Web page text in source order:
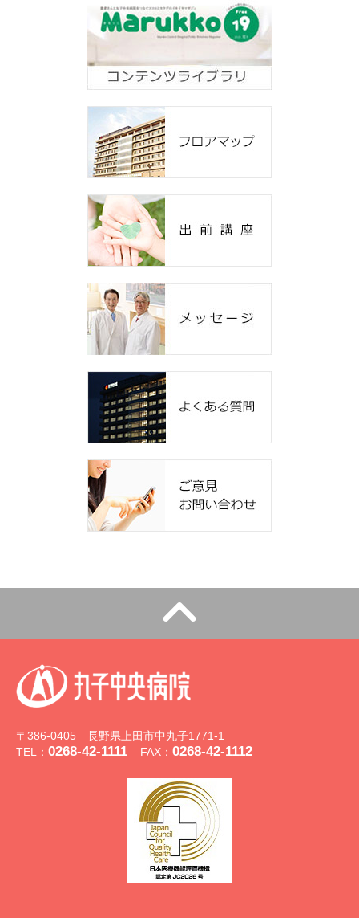
〒386-0405 長野県上田市中丸子1771-1
TEL： 0268-42-1111 FAX： 0268-42-1112